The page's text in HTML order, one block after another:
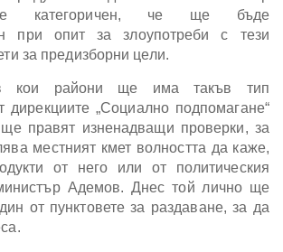
категоричен, че ще бъде
при опит за злоупотреби с тези
за предизборни цели.
кои райони ще има такъв тип
дирекциите „Социално подпомагане“
правят изненадващи проверки, за
местният кмет волността да каже,
от него или от политическия
Адемов. Днес той лично ще
от пунктовете за раздаване, за да